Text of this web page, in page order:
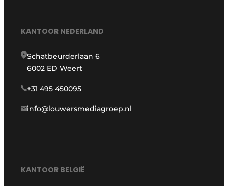
KANTOOR NEDERLAND
Schatbeurderlaan 6
6002 ED Weert
+31 495 450095
info@louwersmediagroep.nl
KANTOOR BELGIË